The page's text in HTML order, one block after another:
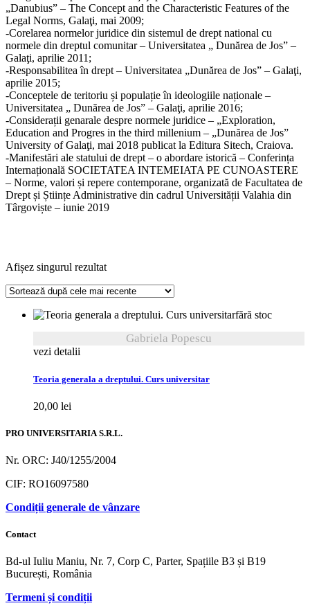
„Danubius” – The Concept and the Characteristic Features of the
Legal Norms, Galaţi, mai 2009;
-Corelarea normelor juridice din sistemul de drept national cu
normele din dreptul comunitar – Universitatea „ Dunărea de Jos” –
Galaţi, aprilie 2011;
-Responsabilitea în drept – Universitatea „Dunărea de Jos” – Galaţi,
aprilie 2015;
-Conceptele de teritoriu și populație în ideologiile naționale –
Universitatea „ Dunărea de Jos” – Galaţi, aprilie 2016;
-Considerații genarale despre normele juridice – „Exploration,
Education and Progres in the third millenium – „Dunărea de Jos”
University of Galaţi, mai 2018 publicat la Editura Sitech, Craiova.
-Manifestări ale statului de drept – o abordare istorică – Conferința
Internațională SOCIETATEA INTEMEIATA PE CUNOASTERE
– Norme, valori și repere contemporane, organizată de Facultatea de
Drept și Științe Administrative din cadrul Universității Valahia din
Târgoviște – iunie 2019
Afișez singurul rezultat
fără stoc
Gabriela Popescu
vezi detalii
Teoria generala a dreptului. Curs universitar
20,00 lei
PRO UNIVERSITARIA S.R.L.
Nr. ORC: J40/1255/2004
CIF: RO16097580
Condiții generale de vânzare
Contact
Bd-ul Iuliu Maniu, Nr. 7, Corp C, Parter, Spațiile B3 și B19
București, România
Termeni și condiții